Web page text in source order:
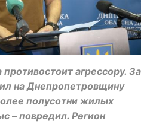
агрессору. За
на Днепропетровщину
полусотни жилых
– повредил. Регион